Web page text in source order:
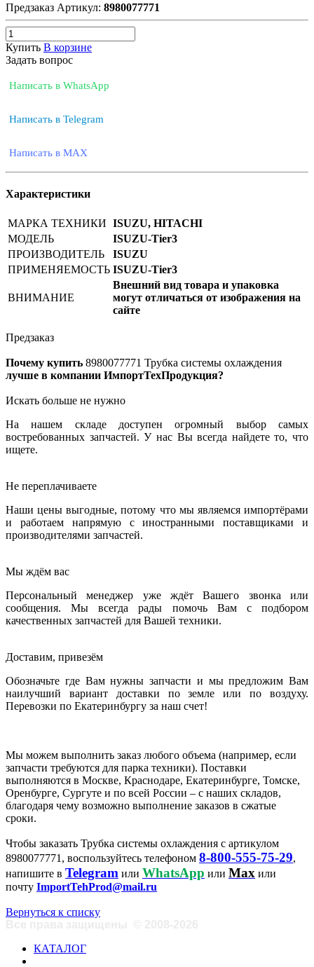
Предзаказ Артикул: 8980077771
Купить В корзине
Задать вопрос
Написать в WhatsApp
Написать в Telegram
Написать в MAX
Характеристики
МАРКА ТЕХНИКИ ISUZU, HITACHI
МОДЕЛЬ
ISUZU-Tier3
ПРОИЗВОДИТЕЛЬ
ISUZU
ПРИМЕНЯЕМОСТЬ ISUZU-Tier3
ВНИМАНИЕ
Внешний вид товара и упаковка
могут отличаться от изображения на
сайте
Предзаказ
Почему купить 8980077771 Трубка системы охлаждения
лучше в компании ИмпортТехПродукция?
Искать больше не нужно
На нашем складе доступен огромный выбор самых
востребованных запчастей. У нас Вы всегда найдете то, что
ищете.
Не переплачиваете
Наши цены выгодные, потому что мы являемся импортёрами
и работаем напрямую с иностранными поставщиками и
производителями запчастей.
Мы ждём вас
Персональный менеджер уже ждёт Вашего звонка или
сообщения. Мы всегда рады помочь Вам с подбором
качественных запчастей для Вашей техники.
Доставим, привезём
Обозначьте где Вам нужны запчасти и мы предложим Вам
наилучший вариант доставки по земле или по воздуху.
Перевозки по Екатеринбургу за наш счет!
Мы можем выполнить заказ любого объема (например, если
запчасти требуются для парка техники). Поставки
выполняются в Москве, Краснодаре, Екатеринбурге, Томске,
Оренбурге, Сургуте и по всей России – с наших складов,
благодаря чему возможно выполнение заказов в сжатые
сроки.
Чтобы заказать Трубка системы охлаждения с артикулом
8980077771, воспользуйтесь телефоном 8-800-555-75-29,
напишите в Telegram или WhatsApp или Max или
почту ImportTehProd@mail.ru
Вернуться к списку
КАТАЛОГ